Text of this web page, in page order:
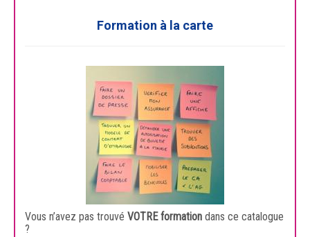
Formation à la carte
Vous n’avez pas trouvé VOTRE formation dans ce catalogue
?